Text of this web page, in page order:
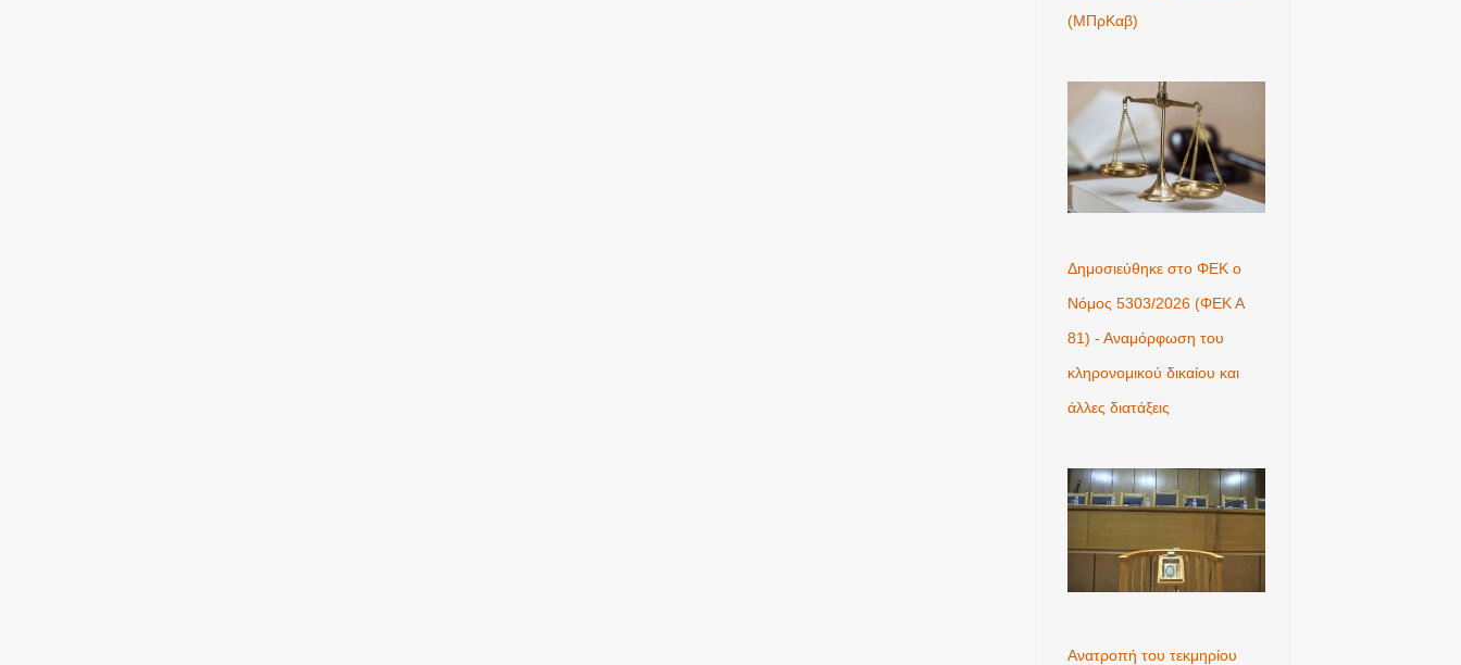
(ΜΠρΚαβ)
Δημοσιεύθηκε στο ΦΕΚ ο
Νόμος 5303/2026 (ΦΕΚ Α
81) - Αναμόρφωση του
κληρονομικού δικαίου και
άλλες διατάξεις
Ανατροπή του τεκμηρίου